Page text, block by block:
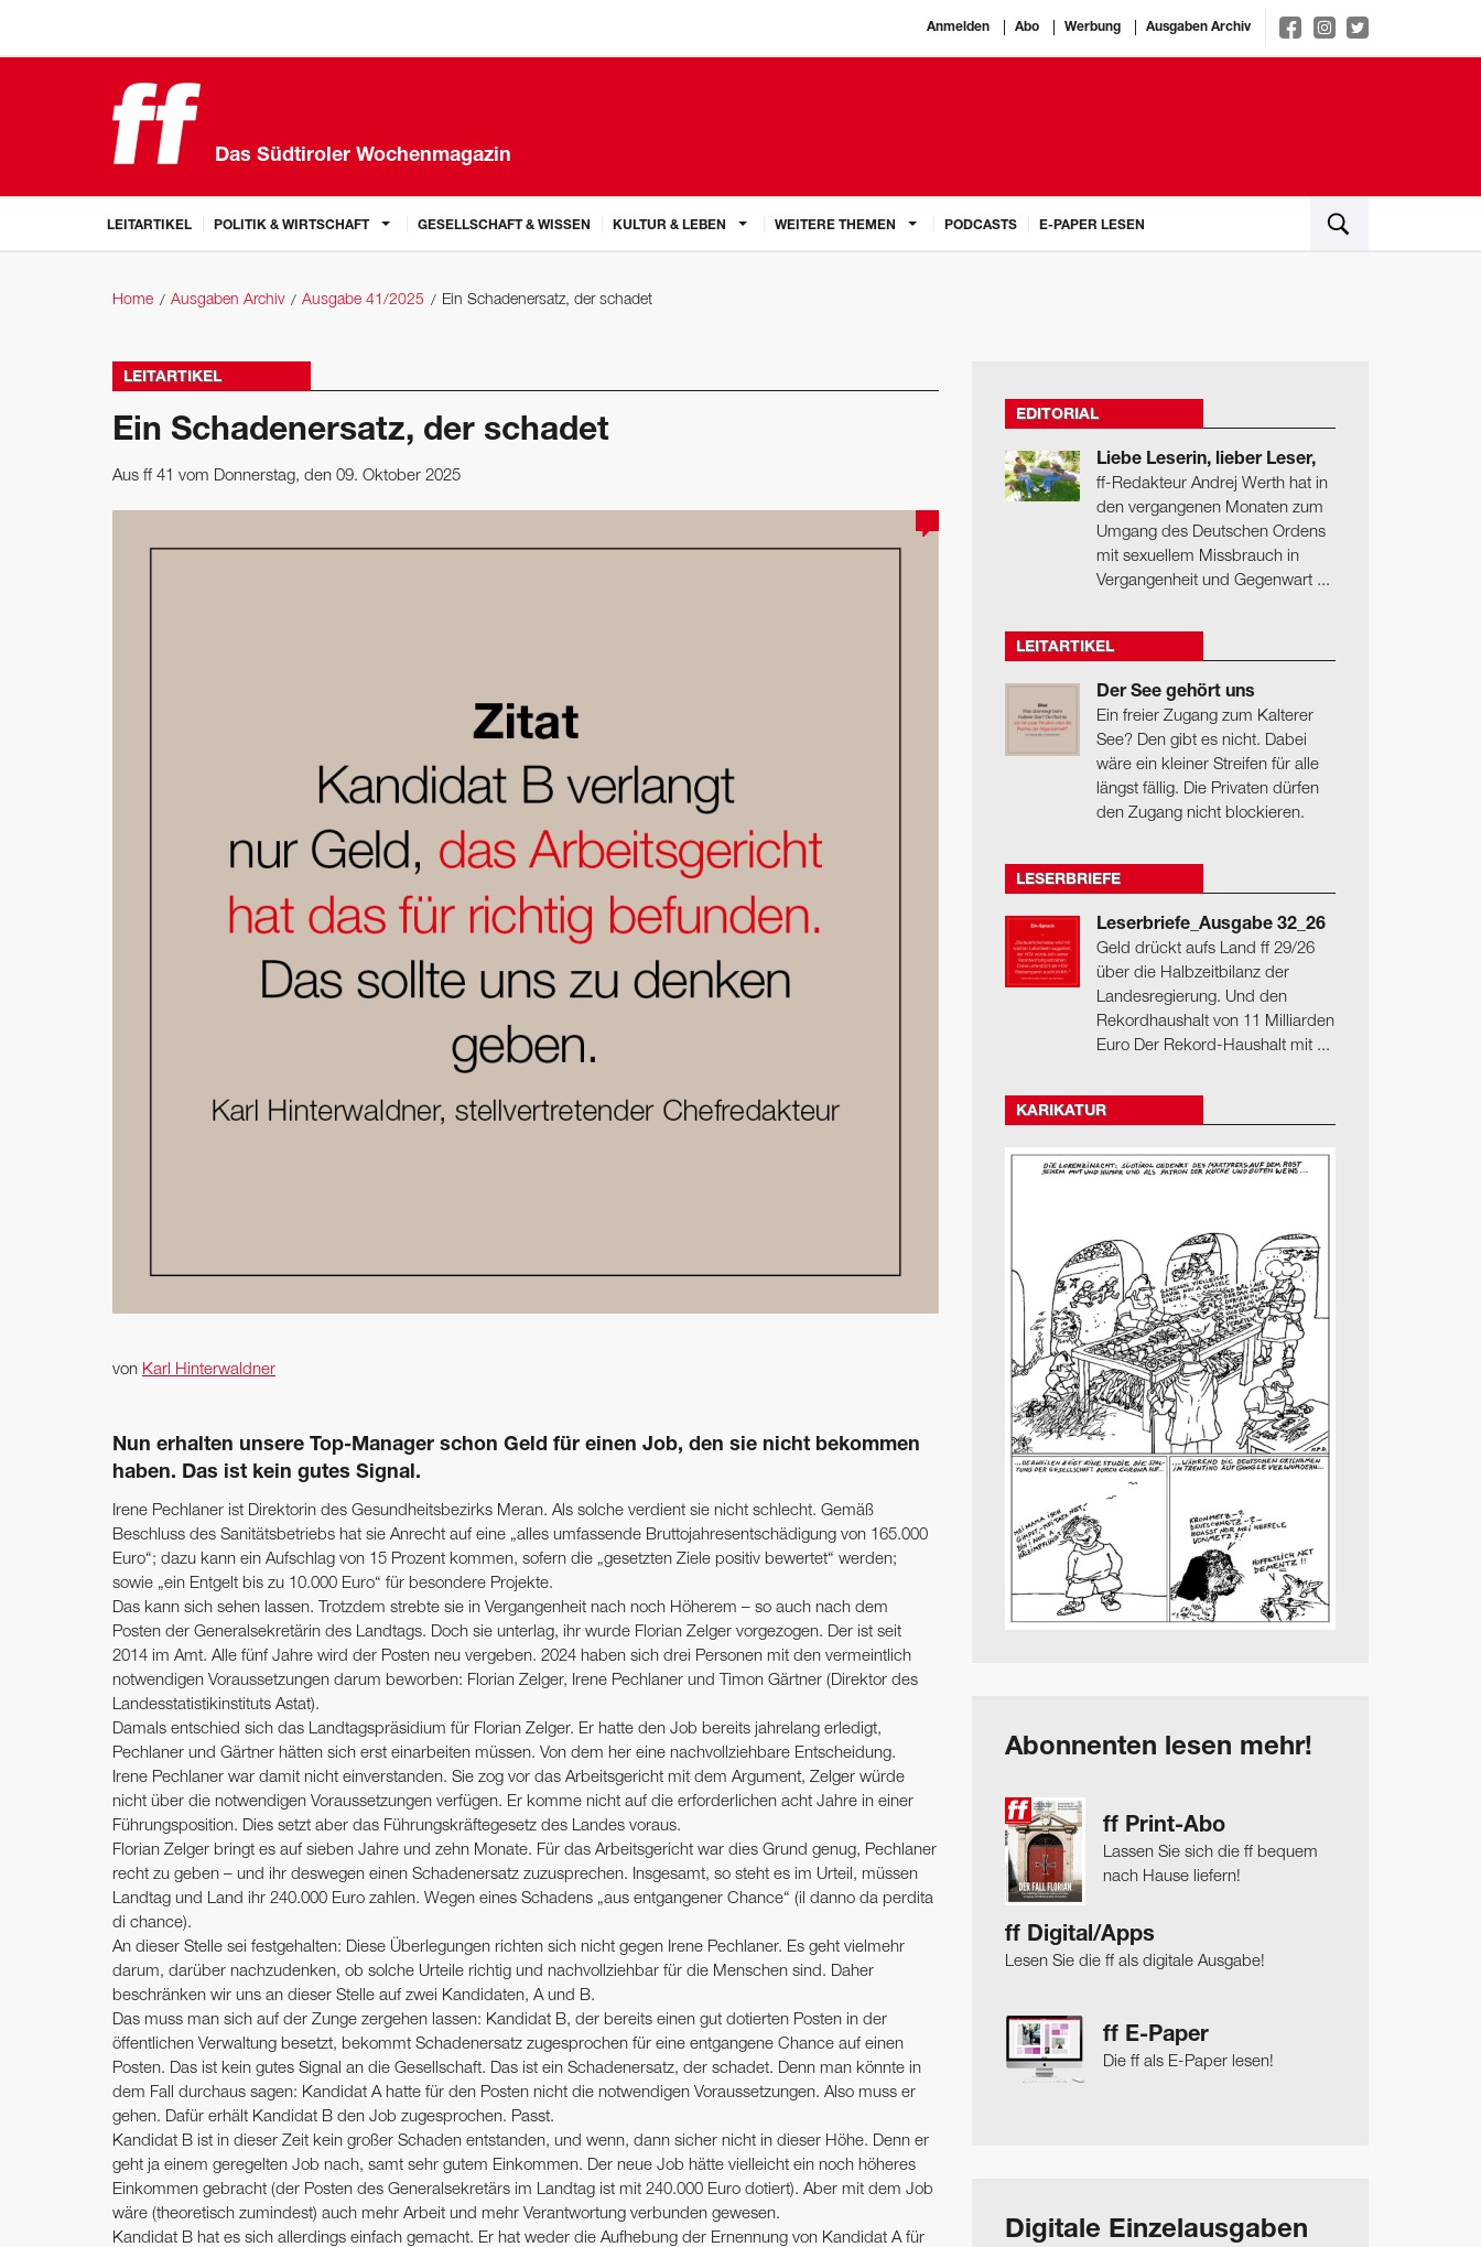
Anmelden Abo Werbung Ausgaben Archiv
Das Südtiroler Wochenmagazin
LEITARTIKEL POLITIK & WIRTSCHAFT GESELLSCHAFT & WISSEN KULTUR & LEBEN WEITERE THEMEN PODCASTS E-PAPER LESEN
Home Ausgaben Archiv Ausgabe 41/2025 Ein Schadenersatz, der schadet
LEITARTIKEL
Ein Schadenersatz, der schadet
Aus ff 41 vom Donnerstag, den 09. Oktober 2025
von Karl Hinterwaldner
Nun erhalten unsere Top-Manager schon Geld für einen Job, den sie nicht bekommen
haben. Das ist kein gutes Signal.
Irene Pechlaner ist Direktorin des Gesundheitsbezirks Meran. Als solche verdient sie nicht schlecht. Gemäß
Beschluss des Sanitätsbetriebs hat sie Anrecht auf eine „alles umfassende Bruttojahresentschädigung von 165.000
Euro“; dazu kann ein Aufschlag von 15 Prozent kommen, sofern die „gesetzten Ziele positiv bewertet“ werden;
sowie „ein Entgelt bis zu 10.000 Euro“ für besondere Projekte.
Das kann sich sehen lassen. Trotzdem strebte sie in Vergangenheit nach noch Höherem – so auch nach dem
Posten der Generalsekretärin des Landtags. Doch sie unterlag, ihr wurde Florian Zelger vorgezogen. Der ist seit
2014 im Amt. Alle fünf Jahre wird der Posten neu vergeben. 2024 haben sich drei Personen mit den vermeintlich
notwendigen Voraussetzungen darum beworben: Florian Zelger, Irene Pechlaner und Timon Gärtner (Direktor des
Landesstatistikinstituts Astat).
Damals entschied sich das Landtagspräsidium für Florian Zelger. Er hatte den Job bereits jahrelang erledigt,
Pechlaner und Gärtner hätten sich erst einarbeiten müssen. Von dem her eine nachvollziehbare Entscheidung.
Irene Pechlaner war damit nicht einverstanden. Sie zog vor das Arbeitsgericht mit dem Argument, Zelger würde
nicht über die notwendigen Voraussetzungen verfügen. Er komme nicht auf die erforderlichen acht Jahre in einer
Führungsposition. Dies setzt aber das Führungskräftegesetz des Landes voraus.
Florian Zelger bringt es auf sieben Jahre und zehn Monate. Für das Arbeitsgericht war dies Grund genug, Pechlaner
recht zu geben – und ihr deswegen einen Schadenersatz zuzusprechen. Insgesamt, so steht es im Urteil, müssen
Landtag und Land ihr 240.000 Euro zahlen. Wegen eines Schadens „aus entgangener Chance“ (il danno da perdita
di chance).
An dieser Stelle sei festgehalten: Diese Überlegungen richten sich nicht gegen Irene Pechlaner. Es geht vielmehr
darum, darüber nachzudenken, ob solche Urteile richtig und nachvollziehbar für die Menschen sind. Daher
beschränken wir uns an dieser Stelle auf zwei Kandidaten, A und B.
Das muss man sich auf der Zunge zergehen lassen: Kandidat B, der bereits einen gut dotierten Posten in der
öffentlichen Verwaltung besetzt, bekommt Schadenersatz zugesprochen für eine entgangene Chance auf einen
Posten. Das ist kein gutes Signal an die Gesellschaft. Das ist ein Schadenersatz, der schadet. Denn man könnte in
dem Fall durchaus sagen: Kandidat A hatte für den Posten nicht die notwendigen Voraussetzungen. Also muss er
gehen. Dafür erhält Kandidat B den Job zugesprochen. Passt.
Kandidat B ist in dieser Zeit kein großer Schaden entstanden, und wenn, dann sicher nicht in dieser Höhe. Denn er
geht ja einem geregelten Job nach, samt sehr gutem Einkommen. Der neue Job hätte vielleicht ein noch höheres
Einkommen gebracht (der Posten des Generalsekretärs im Landtag ist mit 240.000 Euro dotiert). Aber mit dem Job
wäre (theoretisch zumindest) auch mehr Arbeit und mehr Verantwortung verbunden gewesen.
Kandidat B hat es sich allerdings einfach gemacht. Er hat weder die Aufhebung der Ernennung von Kandidat A für
EDITORIAL
Liebe Leserin, lieber Leser,
ff-Redakteur Andrej Werth hat in
den vergangenen Monaten zum
Umgang des Deutschen Ordens
mit sexuellem Missbrauch in
Vergangenheit und Gegenwart ...
LEITARTIKEL
Der See gehört uns
Ein freier Zugang zum Kalterer
See? Den gibt es nicht. Dabei
wäre ein kleiner Streifen für alle
längst fällig. Die Privaten dürfen
den Zugang nicht blockieren.
LESERBRIEFE
Leserbriefe_Ausgabe 32_26
Geld drückt aufs Land ff 29/26
über die Halbzeitbilanz der
Landesregierung. Und den
Rekordhaushalt von 11 Milliarden
Euro Der Rekord-Haushalt mit ...
KARIKATUR
Abonnenten lesen mehr!
ff Print-Abo
Lassen Sie sich die ff bequem
nach Hause liefern!
ff Digital/Apps
Lesen Sie die ff als digitale Ausgabe!
ff E-Paper
Die ff als E-Paper lesen!
Digitale Einzelausgaben